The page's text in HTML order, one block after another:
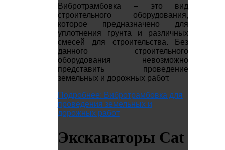
Вибротрамбовка – это вид
строительного оборудования,
которое предназначено для
уплотнения грунта и различных
смесей для строительства. Без
данного строительного
оборудования невозможно
представить проведение
земельных и дорожных работ.
Подробнее: Вибротрамбовка для
проведения земельных и
дорожных работ
Экскаваторы Cat